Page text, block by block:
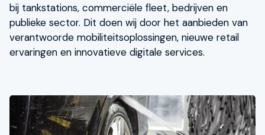
bij tankstations, commerciële fleet, bedrijven en
publieke sector. Dit doen wij door het aanbieden van
verantwoorde mobiliteitsoplossingen, nieuwe retail
ervaringen en innovatieve digitale services.